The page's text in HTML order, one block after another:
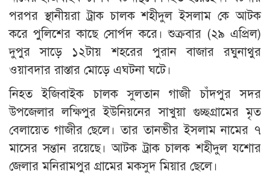
পরপর স্থানীয়রা ট্রাক চালক শহীদুল ইসলাম কে আটক
করে পুলিশের কাছে সোর্পদ করে। শুক্রবার (২৯ এপ্রিল)
দুপুর সাড়ে ১২টায় শহরের পুরান বাজার রঘুনাথুর
ওয়াবদার রাস্তার মোড়ে এঘটনা ঘটে।
নিহত ইজিবাইক চালক সুলতান গাজী চাঁদপুর সদর
উপজেলার লক্ষিপুর ইউনিয়নের সাখুয়া গুচ্ছগ্রামের মৃত
বেলায়েত গাজীর ছেলে। তার তানভীর ইসলাম নামের ৭
মাসের সন্তান রয়েছে। আটক ট্রাক চালক শহীদুল যশোর
জেলার মনিরামপুর গ্রামের মকসুদ মিয়ার ছেলে।